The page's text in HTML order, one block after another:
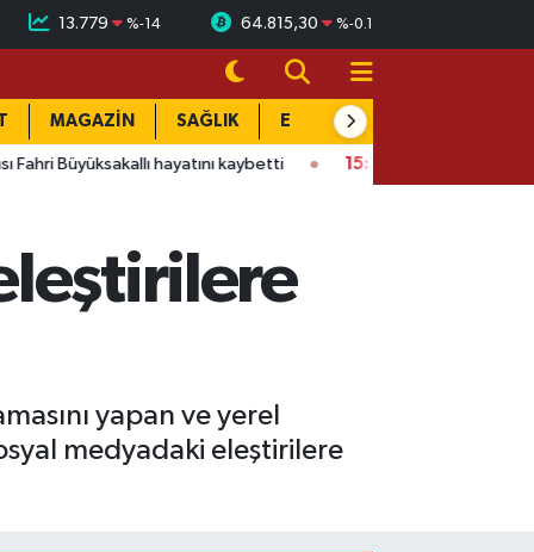
13.779 %-14 64.815,30 %-0.1
MAGAZİN SAĞLIK EĞİTİM
hayatını kaybetti 15:38 PTT çalışanları tedirğin! Ateş:
yapan ve yerel
medyadaki eleştirilere